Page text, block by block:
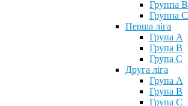
Группа B
Группа C
Перша ліга
Група A
Група B
Група C
Друга ліга
Група A
Група B
Група C